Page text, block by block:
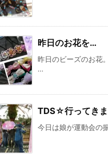
昨日のお花を…
昨日のビーズのお花
...
TDS☆行ってき
今日は娘が運動会の